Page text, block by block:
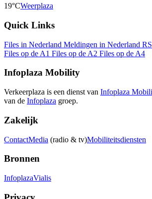
19°CWeerplaza
Quick Links
Files in Nederland Meldingen in Nederland
Files op de A1 Files op de A2 Files op de A4
Infoplaza Mobility
Verkeerplaza is een dienst van Infoplaza
van de Infoplaza groep.
Zakelijk
ContactMedia (radio & tv)Mobiliteitsdiensten
Bronnen
InfoplazaVialis